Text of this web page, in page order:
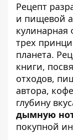
Рецепт
и пищевой
кулинарная
трех
планета.
книги,
отходов,
автора,
глубину
дымную
покупной